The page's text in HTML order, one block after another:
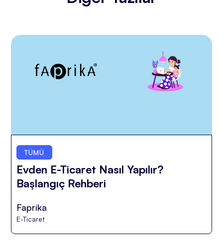
TÜMÜ
Evden E-Ticaret Nasıl Yapılır?
Başlangıç Rehberi
Faprika
E-Ticaret